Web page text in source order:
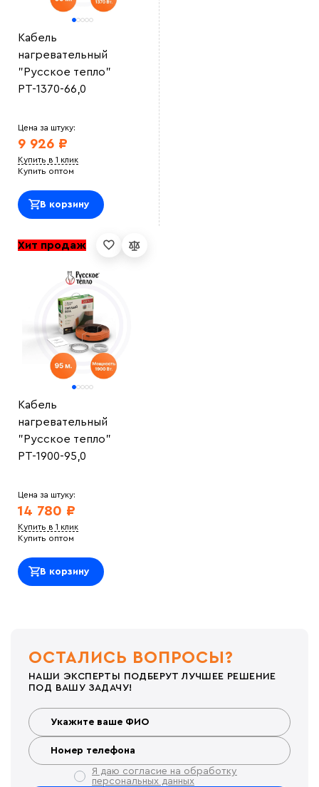
Кабель
нагревательный
"Русское тепло"
РТ-1370-66,0
Цена за штуку:
9 926 ₽
Купить в 1 клик
Купить оптом
В корзину
Хит продаж
Кабель
нагревательный
"Русское тепло"
РТ-1900-95,0
Цена за штуку:
14 780 ₽
Купить в 1 клик
Купить оптом
В корзину
ОСТАЛИСЬ ВОПРОСЫ?
НАШИ ЭКСПЕРТЫ ПОДБЕРУТ ЛУЧШЕЕ РЕШЕНИЕ
ПОД ВАШУ ЗАДАЧУ!
Я даю согласие на обработку
персональных данных